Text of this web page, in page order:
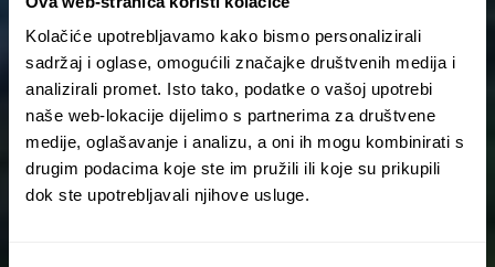
Kolačiće upotrebljavamo kako bismo personalizirali
sadržaj i oglase, omogućili značajke društvenih medija i
analizirali promet. Isto tako, podatke o vašoj upotrebi
naše web-lokacije dijelimo s partnerima za društvene
medije, oglašavanje i analizu, a oni ih mogu kombinirati s
drugim podacima koje ste im pružili ili koje su prikupili
dok ste upotrebljavali njihove usluge.